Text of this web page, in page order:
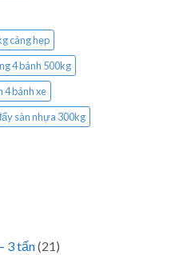
càng hẹp
4 bánh 500kg
4 bánh xe
sàn nhựa 300kg
3 tấn(21)